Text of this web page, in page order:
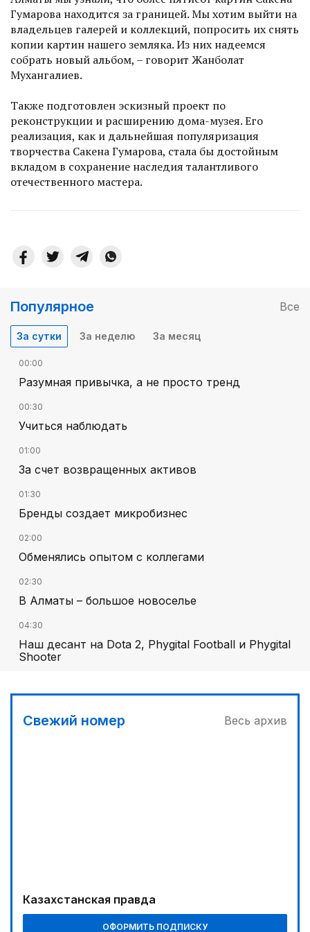
Гумарова находится за границей. Мы хотим выйти на
владельцев галерей и коллекций, попросить их снять
копии картин нашего земляка. Из них надеемся
собрать новый альбом, – говорит Жанболат
Мухангалиев.
Также подготовлен эскизный проект по
реконструкции и расширению дома-музея. Его
реализация, как и дальнейшая популяризация
творчества Сакена Гумарова, стала бы достойным
вкладом в сохранение наследия талантливого
отечественного мастера.
Популярное Все
За сутки За неделю За месяц
00:00
Разумная привычка, а не просто тренд
00:30
Учиться наблюдать
01:00
За счет возвращенных активов
01:30
Бренды создает микробизнес
02:00
Обменялись опытом с коллегами
02:30
В Алматы – большое новоселье
04:30
Наш десант на Dota 2, Phygital Football и Phygital
Shooter
Вычислен последний фигурант «титанового»
дела
05:30
Свежий номер Весь архив
Казахстанская правда
ОФОРМИТЬ ПОДПИСКУ